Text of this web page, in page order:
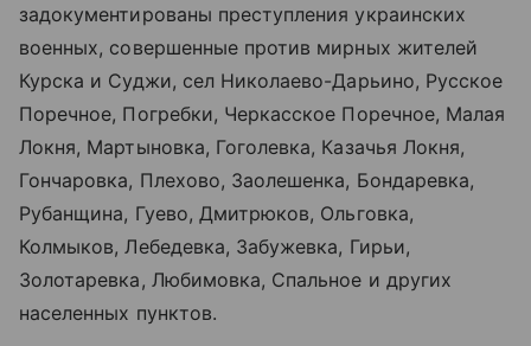
задокументированы преступления украинских
военных, совершенные против мирных жителей
Курска и Суджи, сел Николаево-Дарьино, Русское
Поречное, Погребки, Черкасское Поречное, Малая
Локня, Мартыновка, Гоголевка, Казачья Локня,
Гончаровка, Плехово, Заолешенка, Бондаревка,
Рубанщина, Гуево, Дмитрюков, Ольговка,
Колмыков, Лебедевка, Забужевка, Гирьи,
Золотаревка, Любимовка, Спальное и других
населенных пунктов.